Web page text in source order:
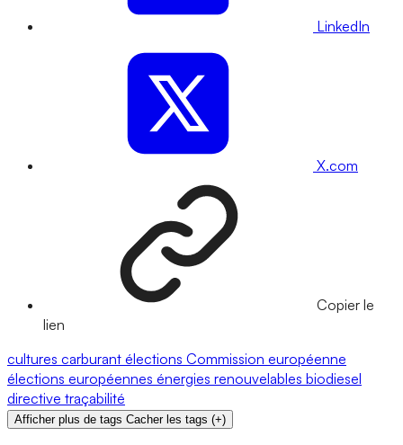
LinkedIn
X.com
Copier le
lien
cultures carburant élections Commission européenne
élections européennes énergies renouvelables biodiesel
directive traçabilité
Afficher plus de tags Cacher les tags (+)